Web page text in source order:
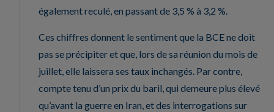
également reculé, en passant de 3,5 % à 3,2 %.
Ces chiffres donnent le sentiment que la BCE ne doit
pas se précipiter et que, lors de sa réunion du mois de
juillet, elle laissera ses taux inchangés. Par contre,
compte tenu d’un prix du baril, qui demeure plus élevé
qu’avant la guerre en Iran, et des interrogations sur